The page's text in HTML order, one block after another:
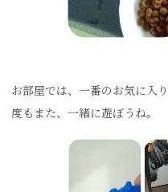
お部屋では、一番のお気に入
度もまた、一緒に遊ぼうね。